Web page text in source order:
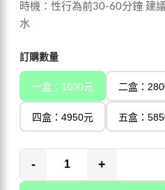
時機：性行為前30-60分鐘 建
水
訂購數量
一盒：1600元 二盒：
四盒：4950元 五盒：
- +